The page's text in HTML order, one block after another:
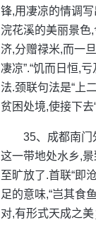
锋,用凄凉的情调
浣花溪的美丽景色
济,分赠禄米,而一
凄凉”.“饥而日恒,
法.颈联句法是“上
贫困处境,使接下
35、成都南门
这一带地处水乡,
至旷放了.首联“即
足的意味,“岂其食
对,有形式天成之